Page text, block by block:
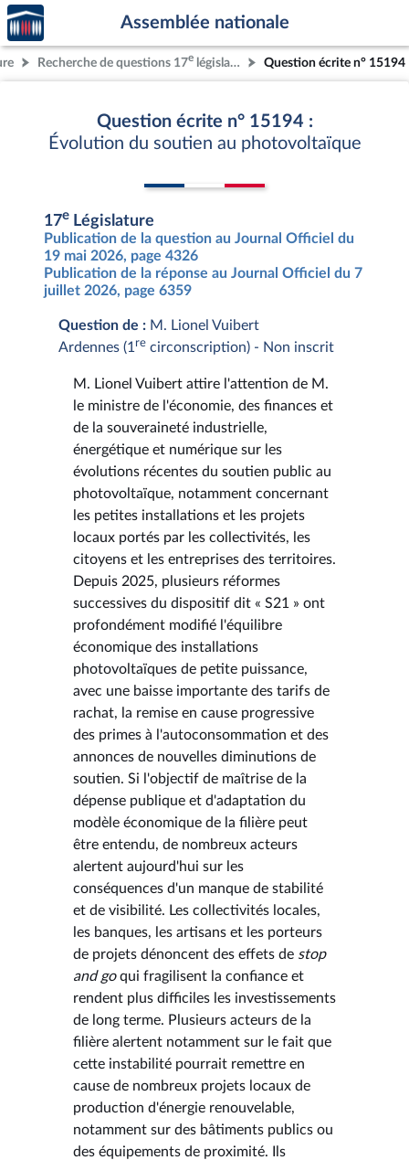
Aller au contenu
Aller en bas de la page
Accèder
à la
page
d'accueil
Assemblée nationale
Recherche de questions 17e législature Question écrite n° 15194
Question écrite n° 15194 :
Évolution du soutien au photovoltaïque
17e Législature
Publication de la question au Journal Officiel du
19 mai 2026, page 4326
Publication de la réponse au Journal Officiel du 7
juillet 2026, page 6359
Question de : M. Lionel Vuibert
Ardennes (1 re circonscription) - Non inscrit
M. Lionel Vuibert attire l'attention de M.
le ministre de l'économie, des finances et
de la souveraineté industrielle,
énergétique et numérique sur les
évolutions récentes du soutien public au
photovoltaïque, notamment concernant
les petites installations et les projets
locaux portés par les collectivités, les
citoyens et les entreprises des territoires.
Depuis 2025, plusieurs réformes
successives du dispositif dit « S21 » ont
profondément modifié l'équilibre
économique des installations
photovoltaïques de petite puissance,
avec une baisse importante des tarifs de
rachat, la remise en cause progressive
des primes à l'autoconsommation et des
annonces de nouvelles diminutions de
soutien. Si l'objectif de maîtrise de la
dépense publique et d'adaptation du
modèle économique de la filière peut
être entendu, de nombreux acteurs
alertent aujourd'hui sur les
conséquences d'un manque de stabilité
et de visibilité. Les collectivités locales,
les banques, les artisans et les porteurs
de projets dénoncent des effets de stop
and goqui fragilisent la confiance et
rendent plus difficiles les investissements
de long terme. Plusieurs acteurs de la
filière alertent notamment sur le fait que
cette instabilité pourrait remettre en
cause de nombreux projets locaux de
production d'énergie renouvelable,
notamment sur des bâtiments publics ou
des équipements de proximité. Ils